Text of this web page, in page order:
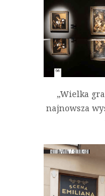
„Wielka
najnowsza